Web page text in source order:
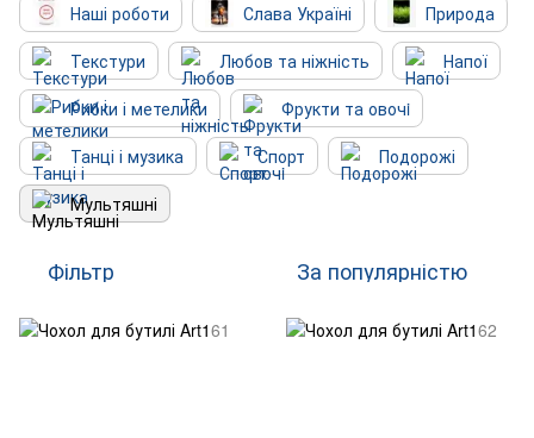
Наші роботи Слава Україні
Природа
Текстури
Любов та ніжність
Напої
Рибки і метелики
Фрукти та овочi
Танці і музика
Спорт
Подорожі
Мультяшні
Фільтр За популярністю